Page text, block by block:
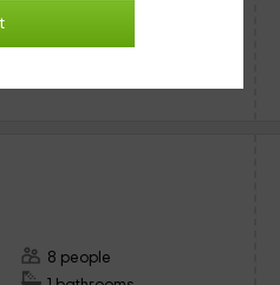
plena Sierra Norte de
granja y muchos espacios
8 people